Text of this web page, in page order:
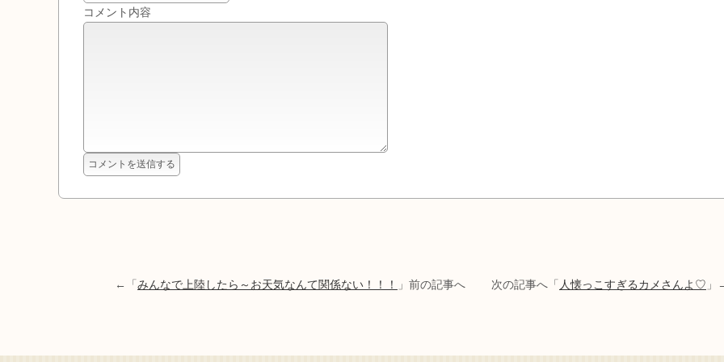
コメント内容
←「みんなで上陸したら～お天気なんて関係ない！！！ 」前の記事へ 次の記事へ「 人懐っこすぎるカメさんよ♡